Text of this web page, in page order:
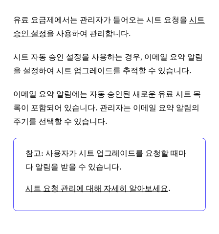
유료 요금제에서는 관리자가 들어오는 시트 요청을 시트
승인 설정을 사용하여 관리합니다.
시트 자동 승인 설정을 사용하는 경우, 이메일 요약 알림
을 설정하여 시트 업그레이드를 추적할 수 있습니다.
이메일 요약 알림에는 자동 승인된 새로운 유료 시트 목
록이 포함되어 있습니다. 관리자는 이메일 요약 알림의
주기를 선택할 수 있습니다.
참고: 사용자가 시트 업그레이드를 요청할 때마
다 알림을 받을 수 있습니다.
시트 요청 관리에 대해 자세히 알아보세요.